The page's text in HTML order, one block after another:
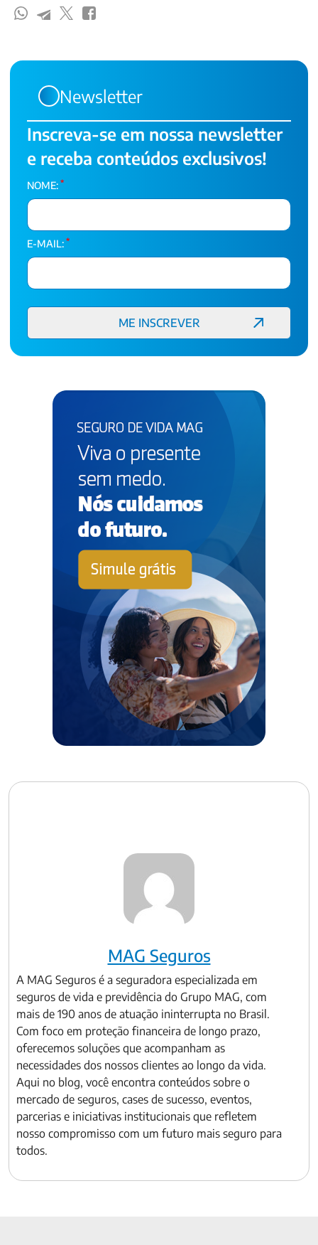
Newsletter
Inscreva-se em nossa newsletter
e receba conteúdos exclusivos!
NOME: *
E-MAIL: *
MAG Seguros
A MAG Seguros é a seguradora especializada em
seguros de vida e previdência do Grupo MAG, com
mais de 190 anos de atuação ininterrupta no Brasil.
Com foco em proteção financeira de longo prazo,
oferecemos soluções que acompanham as
necessidades dos nossos clientes ao longo da vida.
Aqui no blog, você encontra conteúdos sobre o
mercado de seguros, cases de sucesso, eventos,
parcerias e iniciativas institucionais que refletem
nosso compromisso com um futuro mais seguro para
todos.